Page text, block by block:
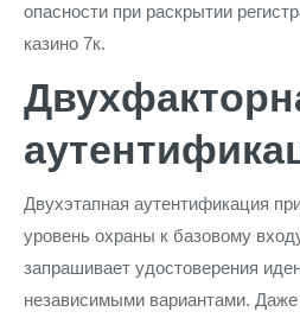
опасности при раскрытии
казино 7к.
Двухэтапная аутентификация
уровень охраны к базовому
запрашивает удостоверения
независимыми вариантами.